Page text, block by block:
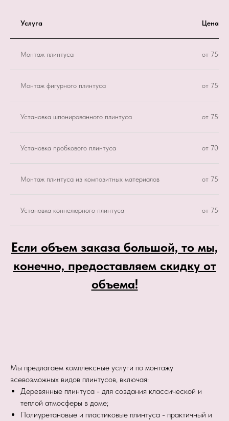
Услуга Цена,
Монтаж плинтуса от 750
Монтаж фигурного плинтуса от 750
Установка шпонированного плинтуса от 750
Установка пробкового плинтуса от 700
Монтаж плинтуса из композитных материалов от 750
Установка коннелюрного плинтуса от 750
Если объем заказа большой, то мы,
конечно, предоставляем скидку от
объема!
Мы предлагаем комплексные услуги по монтажу
всевозможных видов плинтусов, включая:
Деревянные плинтуса - для создания классической и
теплой атмосферы в доме;
Полиуретановые и пластиковые плинтуса - практичный и